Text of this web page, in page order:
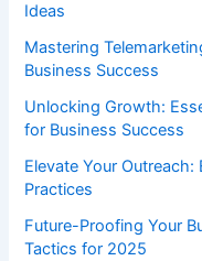
Ideas
Mastering
Business Success
Unlocking Growth:
for Business Success
Elevate Your
Practices
Future-Proofing Your
Tactics for 2025